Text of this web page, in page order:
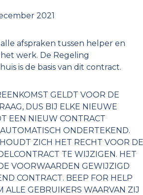
2021
afspraken tussen helper en
werk. De Regeling
is de basis van dit contract.
GELDT VOOR DE
DUS BIJ ELKE NIEUWE
EEN NIEUW CONTRACT
ONDERTEKEND.
ZICH HET RECHT VOOR DE
TE WIJZIGEN. HET
VOORWAARDEN GEWIJZIGD
CONTRACT. BEEP FOR HELP
ALLE GEBRUIKERS WAARVAN ZIJ